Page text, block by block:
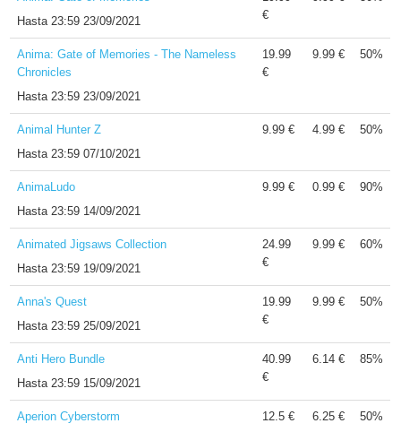
Hasta23:59 23/09/2021
€
Anima: Gate of Memories - The Nameless
Chronicles
Hasta23:59 23/09/2021
19.99
€
9.99 € 50%
Animal Hunter Z
Hasta23:59 07/10/2021
9.99 € 4.99 € 50%
AnimaLudo
Hasta23:59 14/09/2021
9.99 € 0.99 € 90%
Animated Jigsaws Collection
Hasta23:59 19/09/2021
24.99
€
9.99 € 60%
Anna's Quest
Hasta23:59 25/09/2021
19.99
€
9.99 € 50%
Anti Hero Bundle
Hasta23:59 15/09/2021
40.99
€
6.14 € 85%
Aperion Cyberstorm
12.5 € 6.25 € 50%